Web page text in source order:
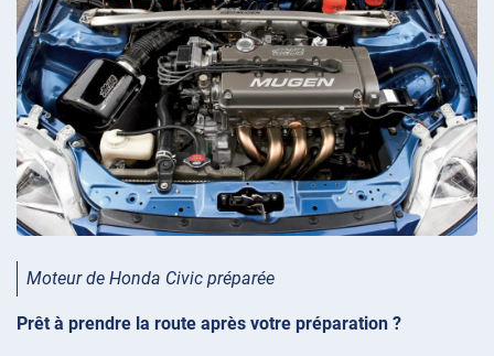
Moteur de Honda Civic préparée
Prêt à prendre la route après votre préparation ?